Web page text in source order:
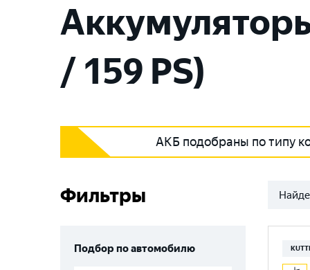
/ 159 PS)
АКБ подобраны по типу
Фильтры
Подбор по автомобилю